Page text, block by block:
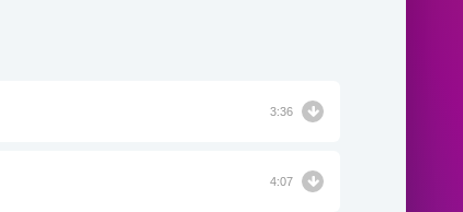
3:36
4:07